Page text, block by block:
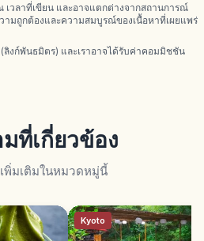
วลาที่เขียน และอาจแตกต่างจากสถานการณ์
ามถูกต้องและความสมบูรณ์ของเนื้อหาที่เผยแพร่
งก์พันธมิตร) และเราอาจได้รับค่าคอมมิชชัน
ที่เกี่ยวข้อง
พิ่มเติมในหมวดหมู่นี้
Kyoto